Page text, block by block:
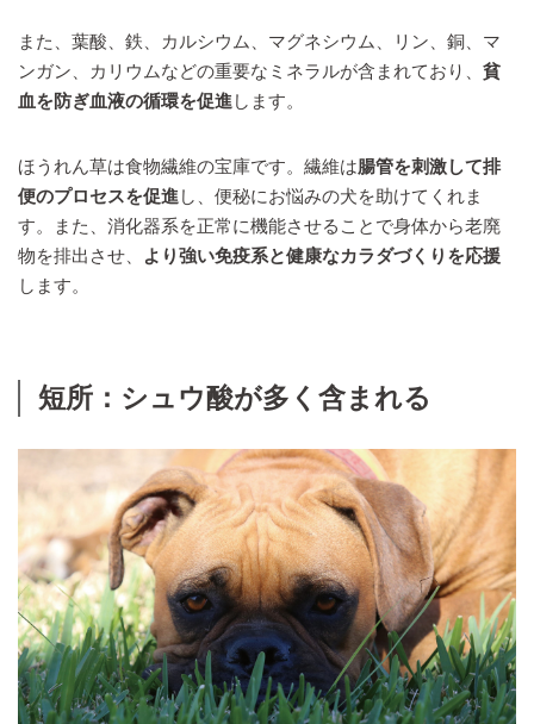
また、葉酸、鉄、カルシウム、マグネシウム、リン、銅、マ
ンガン、カリウムなどの重要なミネラルが含まれており、 貧
血を防ぎ血液の循環を促進 します。
ほうれん草は食物繊維の宝庫です。繊維は腸管を刺激して排
便のプロセスを促進 し、便秘にお悩みの犬を助けてくれま
す。また、消化器系を正常に機能させることで身体から老廃
物を排出させ、
より強い免疫系と健康なカラダづくりを応援
します。
短所：シュウ酸が多く含まれる